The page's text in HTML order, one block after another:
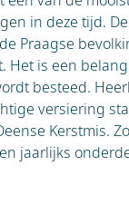
van Praag:
hoog boven
extra
een
Geniet
ritje in een
ter plaatse:
is uitstekend
Met de metro
door de stad.
en de meeste
liggen
elkaar,
in deze tijd.
Praagse
Het is een
besteed.
versiering
Kerstmis.
jaarlijks